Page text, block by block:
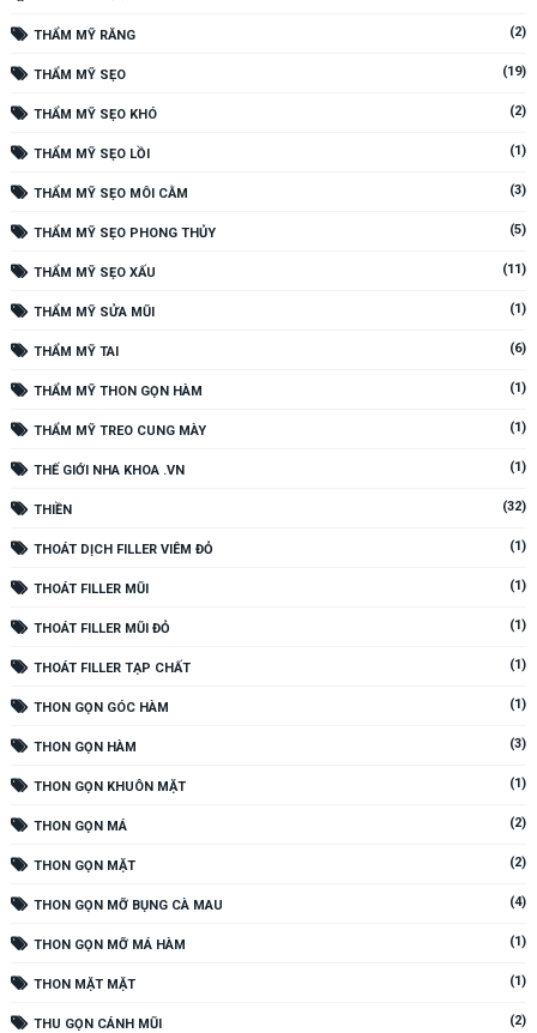
THẨM MỸ RĂNG (2)
THẨM MỸ SẸO (19)
THẨM MỸ SẸO KHÓ (2)
THẨM MỸ SẸO LỒI (1)
THẨM MỸ SẸO MÔI CẰM (3)
THẨM MỸ SẸO PHONG THỦY (5)
THẨM MỸ SẸO XẤU (11)
THẨM MỸ SỬA MŨI (1)
THẨM MỸ TAI (6)
THẨM MỸ THON GỌN HÀM (1)
THẨM MỸ TREO CUNG MÀY (1)
THẾ GIỚI NHA KHOA .VN (1)
THIỀN (32)
THOÁT DỊCH FILLER VIÊM ĐỎ (1)
THOÁT FILLER MŨI (1)
THOÁT FILLER MŨI ĐỎ (1)
THOÁT FILLER TẠP CHẤT (1)
THON GỌN GÓC HÀM (1)
THON GỌN HÀM (3)
THON GỌN KHUÔN MẶT (1)
THON GỌN MÁ (2)
THON GỌN MẶT (2)
THON GỌN MỠ BỤNG CÀ MAU (4)
THON GỌN MỠ MÁ HÀM (1)
THON MẶT MẶT (1)
THU GỌN CÁNH MŨI (2)